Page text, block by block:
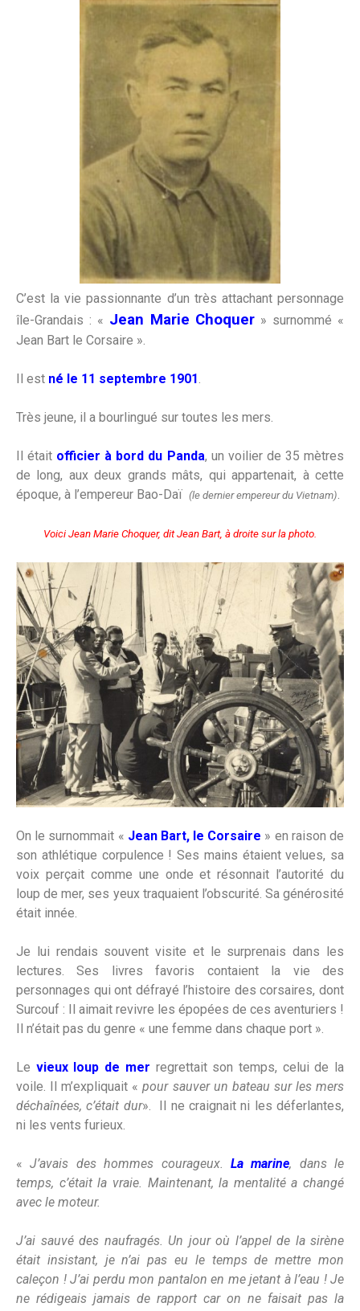
C’est la vie passionnante d’un très attachant personnage
île-Grandais : « Jean Marie Choquer » surnommé «
Jean Bart le Corsaire ».
Il est né le 11 septembre 1901
Très jeune, il a bourlingué sur toutes les mers.
Il était officier à bord du Panda, un voilier de 35 mètres
de long, aux deux grands mâts, qui appartenait, à cette
époque, à l’empereur Bao-Daï (le dernier empereur du Vietnam)
Voici Jean Marie Choquer, dit Jean Bart, à droite sur la photo.
On le surnommait « Jean Bart, le Corsaire » en raison de
son athlétique corpulence ! Ses mains étaient velues, sa
voix perçait comme une onde et résonnait l’autorité du
loup de mer, ses yeux traquaient l’obscurité. Sa générosité
était innée.
Je lui rendais souvent visite et le surprenais dans les
lectures. Ses livres favoris contaient la vie des
personnages qui ont défrayé l’histoire des corsaires, dont
Surcouf : Il aimait revivre les épopées de ces aventuriers !
Il n’était pas du genre « une femme dans chaque port ».
Le vieux loup de mer regrettait son temps, celui de la
voile. Il m’expliquait «pour sauver un bateau sur les mers
déchaînées, c’était dur». Il ne craignait ni les déferlantes,
ni les vents furieux.
«J’avais des hommes courageux. La marine, dans le
temps, c’était la vraie. Maintenant, la mentalité a changé
avec le moteur.
J’ai sauvé des naufragés. Un jour où l’appel de la sirène
était insistant, je n’ai pas eu le temps de mettre mon
caleçon ! J’ai perdu mon pantalon en me jetant à l’eau ! Je
ne rédigeais jamais de rapport car on ne faisait pas la